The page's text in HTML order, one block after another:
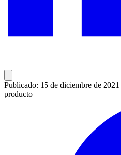
Publicado: 15 de diciembre de 2021
producto